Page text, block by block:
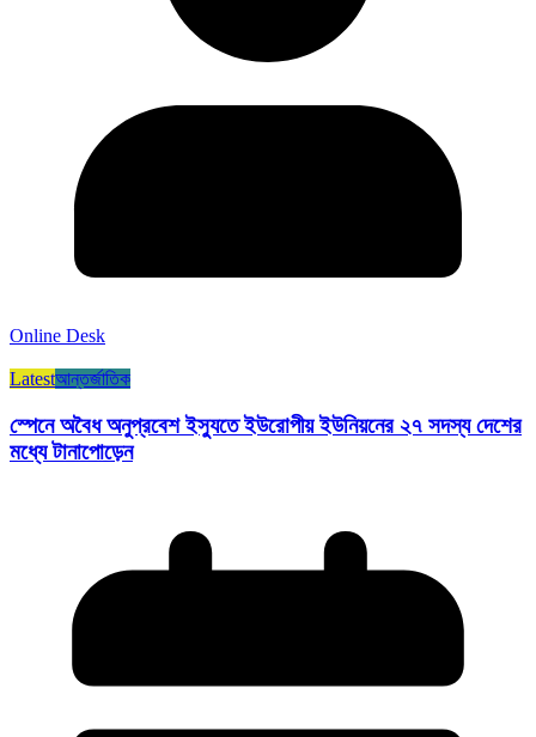
Online Desk
Latestআন্তর্জাতিক
স্পেনে অবৈধ অনুপ্রবেশ ইস্যুতে ইউরোপীয় ইউনিয়নের ২৭ সদস্য দেশের
মধ্যে টানাপোড়েন